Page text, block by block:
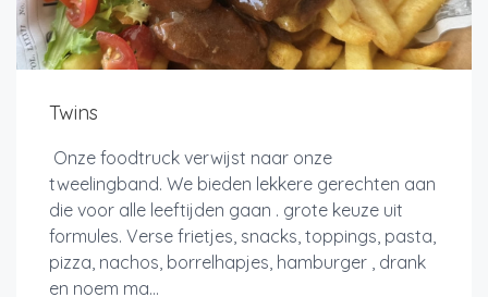
Twins
Onze foodtruck verwijst naar onze
tweelingband. We bieden lekkere gerechten aan
die voor alle leeftijden gaan . grote keuze uit
formules. Verse frietjes, snacks, toppings, pasta,
pizza, nachos, borrelhapjes, hamburger , drank
en noem ma...